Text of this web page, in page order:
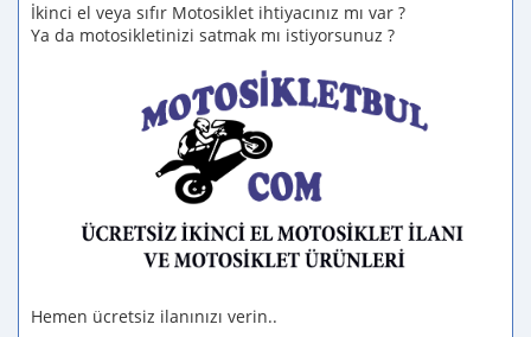
İkinci el veya sıfır Motosiklet ihtiyacınız mı var ?
Ya da motosikletinizi satmak mı istiyorsunuz ?
Hemen ücretsiz ilanınızı verin..